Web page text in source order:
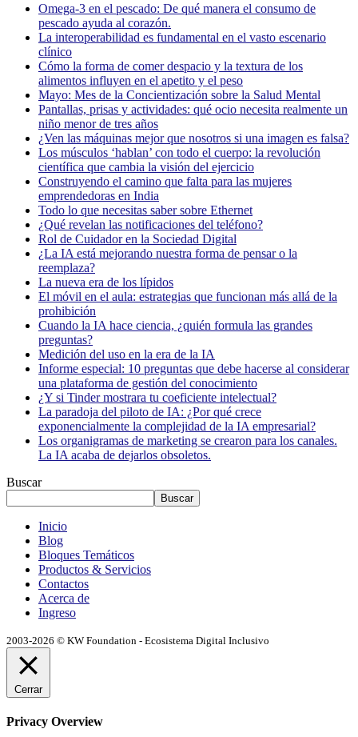
Omega-3 en el pescado: De qué manera el consumo de
pescado ayuda al corazón.
La interoperabilidad es fundamental en el vasto escenario
clínico
Cómo la forma de comer despacio y la textura de los
alimentos influyen en el apetito y el peso
Mayo: Mes de la Concientización sobre la Salud Mental
Pantallas, prisas y actividades: qué ocio necesita realmente un
niño menor de tres años
¿Ven las máquinas mejor que nosotros si una imagen es falsa?
Los músculos ‘hablan’ con todo el cuerpo: la revolución
científica que cambia la visión del ejercicio
Construyendo el camino que falta para las mujeres
emprendedoras en India
Todo lo que necesitas saber sobre Ethernet
¿Qué revelan las notificaciones del teléfono?
Rol de Cuidador en la Sociedad Digital
¿La IA está mejorando nuestra forma de pensar o la
reemplaza?
La nueva era de los lípidos
El móvil en el aula: estrategias que funcionan más allá de la
prohibición
Cuando la IA hace ciencia, ¿quién formula las grandes
preguntas?
Medición del uso en la era de la IA
Informe especial: 10 preguntas que debe hacerse al considerar
una plataforma de gestión del conocimiento
¿Y si Tinder mostrara tu coeficiente intelectual?
La paradoja del piloto de IA: ¿Por qué crece
exponencialmente la complejidad de la IA empresarial?
Los organigramas de marketing se crearon para los canales.
La IA acaba de dejarlos obsoletos.
Buscar
Buscar
Inicio
Blog
Bloques Temáticos
Productos & Servicios
Contactos
Acerca de
Ingreso
2003-2026 © KW Foundation - Ecosistema Digital Inclusivo
Cerrar
Privacy Overview